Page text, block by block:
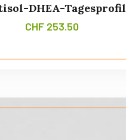
DHEA-Tagesprofil
CHF 253.50